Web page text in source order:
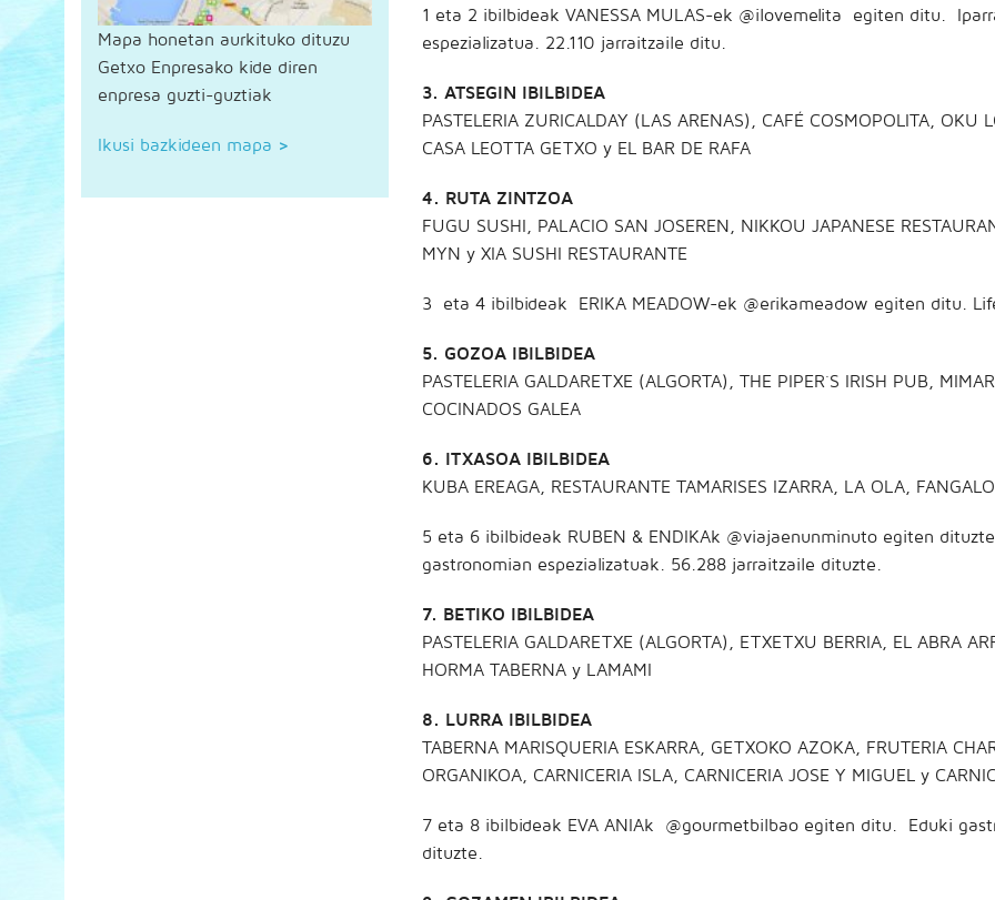
1 eta 2 ibilbideak VANESSA MULAS-ek @ilovemelita egiten ditu.
espezializatua. 22.110 jarraitzaile ditu.
3. ATSEGIN IBILBIDEA
PASTELERIA ZURICALDAY (LAS ARENAS), CAFÉ COSMOPOLITA,
CASA LEOTTA GETXO y EL BAR DE RAFA
4. RUTA ZINTZOA
FUGU SUSHI, PALACIO SAN JOSEREN, NIKKOU JAPANESE
MYN y XIA SUSHI RESTAURANTE
3 eta 4 ibilbideak ERIKA MEADOW-ek @erikameadow egiten ditu.
5. GOZOA IBILBIDEA
PASTELERIA GALDARETXE (ALGORTA), THE PIPER´S IRISH PUB,
COCINADOS GALEA
6. ITXASOA IBILBIDEA
KUBA EREAGA, RESTAURANTE TAMARISES IZARRA, LA OLA,
5 eta 6 ibilbideak RUBEN & ENDIKAk @viajaenunminuto egiten
gastronomian espezializatuak. 56.288 jarraitzaile dituzte.
7. BETIKO IBILBIDEA
PASTELERIA GALDARETXE (ALGORTA), ETXETXU BERRIA, EL ABRA
HORMA TABERNA y LAMAMI
8. LURRA IBILBIDEA
TABERNA MARISQUERIA ESKARRA, GETXOKO AZOKA, FRUTERIA
ORGANIKOA, CARNICERIA ISLA, CARNICERIA JOSE Y MIGUEL y
7 eta 8 ibilbideak EVA ANIAk @gourmetbilbao egiten ditu. Eduki
dituzte.
Mapa honetan aurkituko dituzu
Getxo Enpresako kide diren
enpresa guzti-guztiak
Ikusi bazkideen mapa >